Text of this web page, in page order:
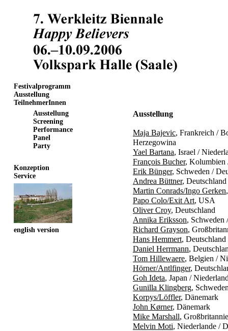
Festivalprogramm
Ausstellung
TeilnehmerInnen
Ausstellung
Screening
Performance
Panel
Party
Konzeption
Service
english version
Ausstellung
Maja Bajevic, Frankreich /
Herzegowina
Yael Bartana, Israel /
François Bucher, Kolumbien
Erik Bünger, Schweden /
Andrea Büttner,
Martin Conrads/Ingo Gerken
Papo Colo/Exit Art, USA
Oliver Croy, Deutschland
Annika Eriksson, Schweden
Richard Grayson,
Hans Hemmert, Deutschland
Daniel Herrmann,
Tom Hillewaere, Belgien /
Hörner/Antlfinger,
Goh Ideta, Japan /
Gunilla Klingberg,
Korpys/Löffler, Dänemark
John Kørner, Dänemark
Mike Marshall,
Melvin Moti, Niederlande /